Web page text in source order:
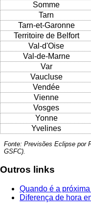
Somme
Tarn
Tarn-et-Garonne
Territoire de Belfort
Val-d'Oise
Val-de-Marne
Var
Vaucluse
Vendée
Vienne
Vosges
Yonne
Yvelines
Fonte: Previsões Eclipse por
GSFC).
Outros links
Quando é a
Diferença de hora